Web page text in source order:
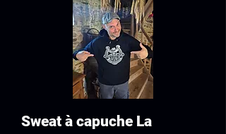
Sweat à capuche La